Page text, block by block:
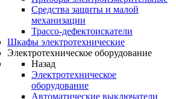
Средства защиты и малой
механизации
Трассо-дефектоискатели
Шкафы электротехнические
Электротехническое оборудование
Назад
Электротехническое
оборудование
Автоматические выключатели